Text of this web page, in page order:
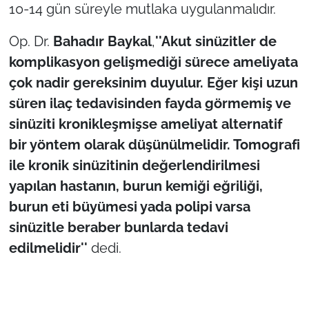
10-14 gün süreyle mutlaka uygulanmalıdır.
Op. Dr. Bahadır Baykal,''Akut sinüzitler de
komplikasyon gelişmediği sürece ameliyata
çok nadir gereksinim duyulur. Eğer kişi uzun
süren ilaç tedavisinden fayda görmemiş ve
sinüziti kronikleşmişse ameliyat alternatif
bir yöntem olarak düşünülmelidir. Tomografi
ile kronik sinüzitinin değerlendirilmesi
yapılan hastanın, burun kemiği eğriliği,
burun eti büyümesi yada polipi varsa
sinüzitle beraber bunlarda tedavi
edilmelidir'' dedi.